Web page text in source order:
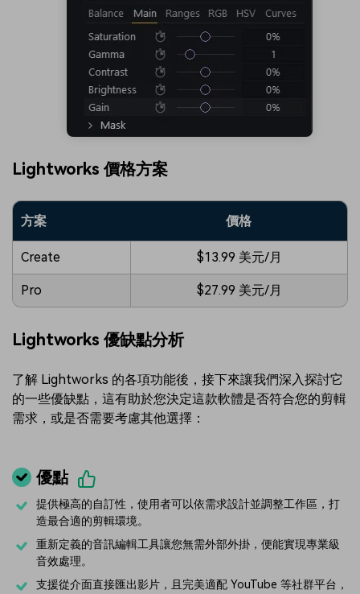
Lightworks 價格方案
方案 價格
Create $13.99 美元/月
Pro $27.99 美元/月
Lightworks 優缺點分析
了解 Lightworks 的各項功能後，接下來讓我們深入探討它
的一些優缺點，這有助於您決定這款軟體是否符合您的剪輯
需求，或是否需要考慮其他選擇：
優點
提供極高的自訂性，使用者可以依需求設計並調整工作區，打
造最合適的剪輯環境。
重新定義的音訊編輯工具讓您無需外部外掛，便能實現專業級
音效處理。
支援從介面直接匯出影片，且完美適配 YouTube 等社群平台，